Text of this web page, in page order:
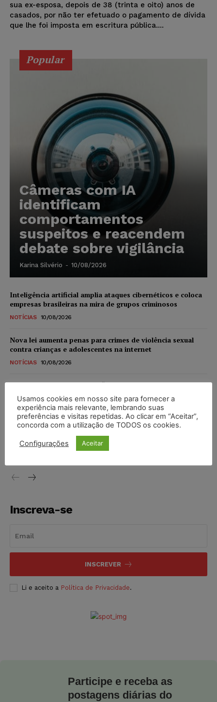
sua ex-esposa, depois de 38 (trinta e oito) anos de
casados, por não ter efetuado o pagamento de dívida
que lhe foi imposta em escritura pública....
Popular
Câmeras com IA
identificam
comportamentos
suspeitos e reacendem
debate sobre vigilância
Karina Silvério - 10/08/2026
Inteligência artificial amplia ataques cibernéticos e coloca
empresas brasileiras na mira de grupos criminosos
NOTÍCIAS 10/08/2026
Nova lei aumenta penas para crimes de violência sexual
contra crianças e adolescentes na internet
NOTÍCIAS 10/08/2026
Alemanha planeja reformar “minijobs” e ampliar
contribuição previdenciária
NOTÍCIAS 10/08/2026
Ex-marido de Maria da Penha é preso novamente por
descumprir medida protetiva
Inscreva-se
INSCREVER
Li e aceito a Política de Privacidade.
Participe e receba as
postagens diárias do
Usamos cookies em nosso site para fornecer a
experiência mais relevante, lembrando suas
preferências e visitas repetidas. Ao clicar em “Aceitar”,
concorda com a utilização de TODOS os cookies.
Configurações Aceitar